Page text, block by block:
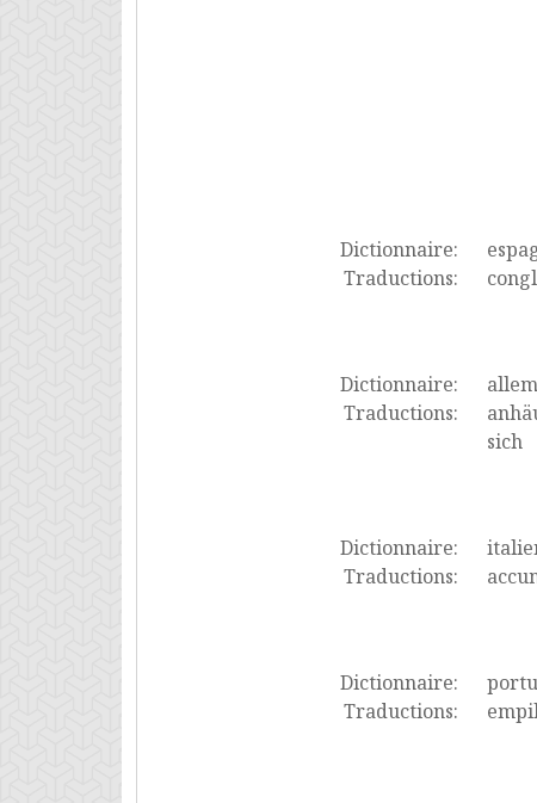
Dictionnaire:
Traductions:
Dictionnaire:
Traductions:
sich
Dictionnaire:
Traductions:
Dictionnaire:
Traductions: